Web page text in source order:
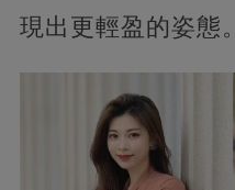
現出更輕盈的姿態。